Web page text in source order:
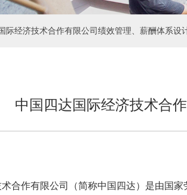
际经济技术合作有限公司绩效管理、薪酬体系设
中国四达国际经济技术合
合作有限公司（简称中国四达）是由国